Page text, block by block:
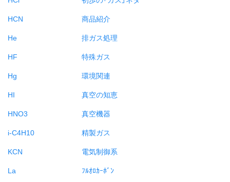
HCN
He
HF
Hg
HI
HNO3
i-C4H10
KCN
La
商品紹介
排ガス処理
特殊ガス
環境関連
真空の知恵
真空機器
精製ガス
電気制御系
ﾌﾙｵﾛｶｰﾎﾞﾝ